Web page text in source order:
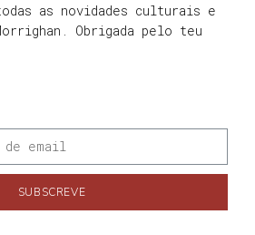
as novidades culturais e
Obrigada pelo teu
SUBSCREVE